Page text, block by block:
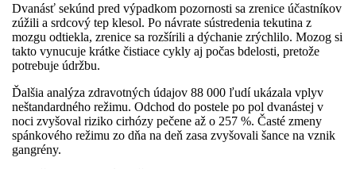
Dvanásť sekúnd pred výpadkom pozornosti sa zrenice účastníkov
zúžili a srdcový tep klesol. Po návrate sústredenia tekutina z
mozgu odtiekla, zrenice sa rozšírili a dýchanie zrýchlilo. Mozog si
takto vynucuje krátke čistiace cykly aj počas bdelosti, pretože
potrebuje údržbu.
Ďalšia analýza zdravotných údajov 88 000 ľudí ukázala vplyv
neštandardného režimu. Odchod do postele po pol dvanástej v
noci zvyšoval riziko cirhózy pečene až o 257 %. Časté zmeny
spánkového režimu zo dňa na deň zasa zvyšovali šance na vznik
gangrény.